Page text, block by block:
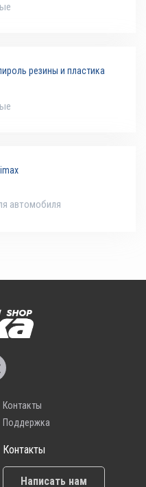
резины и пластика
автомобиля
Контакты
Поддержка
Контакты
Написать нам